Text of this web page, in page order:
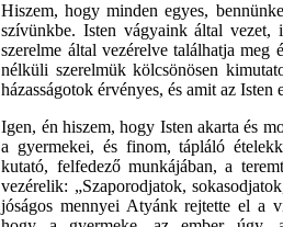
Hiszem, hogy minden egyes,
szívünkbe. Isten vágyaink által
szerelme által vezérelve találhatja meg
nélküli szerelmük kölcsönösen
házasságotok érvényes, és amit az
Igen, én hiszem, hogy Isten akarta és
a gyermekei, és finom, tápláló
kutató, felfedező munkájában, a
vezérelik: „Szaporodjatok,
jóságos mennyei Atyánk rejtette el a